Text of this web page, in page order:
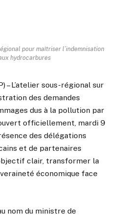
pour maîtriser l’indemnisation
hydrocarbures
– L’atelier sous-régional sur
des demandes
dus à la pollution par
officiellement, mardi 9
des délégations
et de partenaires
clair, transformer la
économique face
nom du ministre de